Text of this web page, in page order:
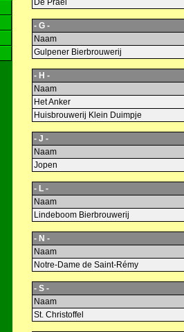
De Prael
- G -
Naam
Gulpener Bierbrouwerij
- H -
Naam
Het Anker
Huisbrouwerij Klein Duimpje
- J -
Naam
Jopen
- L -
Naam
Lindeboom Bierbrouwerij
- N -
Naam
Notre-Dame de Saint-Rémy
- S -
Naam
St. Christoffel